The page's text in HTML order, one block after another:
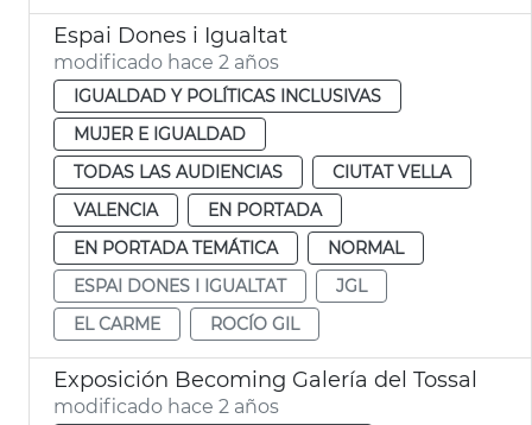
Espai Dones i Igualtat
modificado hace 2 años
IGUALDAD Y POLÍTICAS INCLUSIVAS
MUJER E IGUALDAD
TODAS LAS AUDIENCIAS
CIUTAT VELLA
VALENCIA
EN PORTADA
EN PORTADA TEMÁTICA
NORMAL
ESPAI DONES I IGUALTAT
JGL
EL CARME
ROCÍO GIL
Exposición Becoming Galería del Tossal
modificado hace 2 años